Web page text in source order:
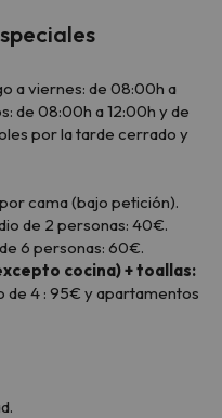
a viernes: de 08:00h a
de 08:00h a 12:00h y de
por la tarde cerrado y
cama (bajo petición).
de 2 personas: 40€.
6 personas: 60€.
cocina) + toallas:
de 4 : 95€ y apartamentos